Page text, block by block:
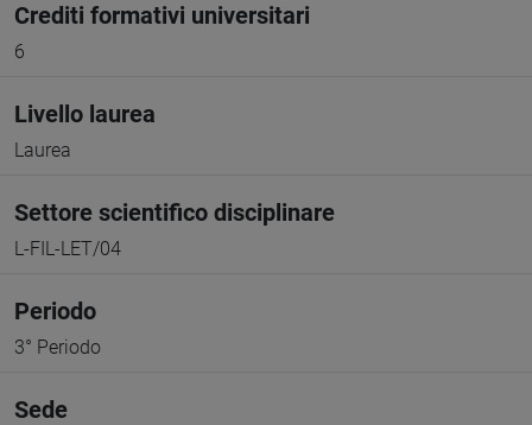
Crediti formativi universitari
6
Livello laurea
Laurea
Settore scientifico disciplinare
L-FIL-LET/04
Periodo
3° Periodo
Sede